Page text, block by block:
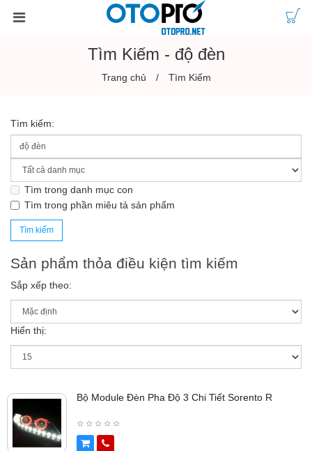
Tìm Kiếm - độ đèn
Trang chủ Tìm Kiếm
Tìm kiếm:
Tìm trong danh mục con
Tìm trong phần miêu tả sản phẩm
Sản phẩm thỏa điều kiện tìm kiếm
Sắp xếp theo:
Hiển thị:
Bộ Module Đèn Pha Độ 3 Chi Tiết Sorento R